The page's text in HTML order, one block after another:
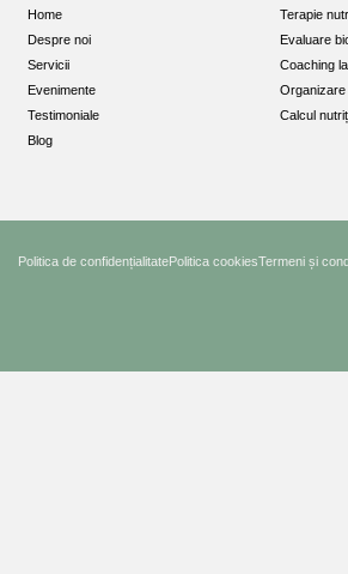
Home
Despre noi
Servicii
Evenimente
Testimoniale
Blog
Terapie
Evaluare
Coaching
Calcul
Politica de confidențialitatePolitica cookiesTermeni și